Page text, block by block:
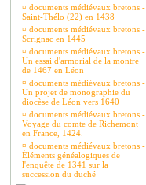
¤ documents médiévaux bretons -
Saint-Thélo (22) en 1438
¤ documents médiévaux bretons -
Scrignac en 1445
¤ documents médiévaux bretons -
Un essai d'armorial de la montre
de 1467 en Léon
¤ documents médiévaux bretons -
Un projet de monographie du
diocèse de Léon vers 1640
¤ documents médiévaux bretons -
Voyage du comte de Richemont
en France, 1424.
¤ documents médiévaux bretons -
Éléments généalogiques de
l'enquête de 1341 sur la
succession du duché